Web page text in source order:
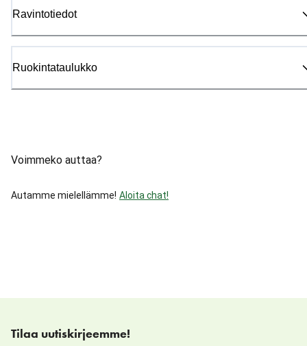
Ravintotiedot
Ruokintataulukko
Voimmeko auttaa?
Autamme mielellämme! Aloita chat!
Tilaa uutiskirjeemme!